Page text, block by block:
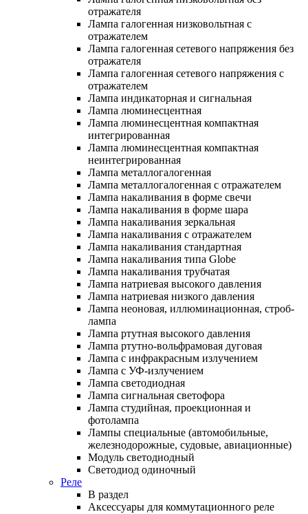
отражателя
Лампа галогенная низковольтная с
отражателем
Лампа галогенная сетевого напряжения без
отражателя
Лампа галогенная сетевого напряжения с
отражателем
Лампа индикаторная и сигнальная
Лампа люминесцентная
Лампа люминесцентная компактная
интегрированная
Лампа люминесцентная компактная
неинтегрированная
Лампа металлогалогенная
Лампа металлогалогенная с отражателем
Лампа накаливания в форме свечи
Лампа накаливания в форме шара
Лампа накаливания зеркальная
Лампа накаливания с отражателем
Лампа накаливания стандартная
Лампа накаливания типа Globe
Лампа накаливания трубчатая
Лампа натриевая высокого давления
Лампа натриевая низкого давления
Лампа неоновая, иллюминационная, строб-
лампа
Лампа ртутная высокого давления
Лампа ртутно-вольфрамовая дуговая
Лампа с инфракрасным излучением
Лампа с УФ-излучением
Лампа светодиодная
Лампа сигнальная светофора
Лампа студийная, проекционная и
фотолампа
Лампы специальные (автомобильные,
железнодорожные, судовые, авиационные)
Модуль светодиодный
Светодиод одиночный
Реле
В раздел
Аксессуары для коммутационного реле